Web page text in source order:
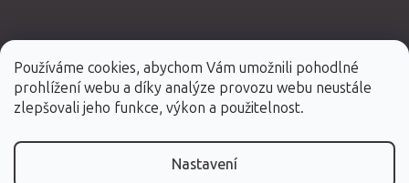
Používáme cookies, abychom Vám umožnili pohodlné
prohlížení webu a díky analýze provozu webu neustále
zlepšovali jeho funkce, výkon a použitelnost.
Nastavení
Vytvořil Shoptet Premium